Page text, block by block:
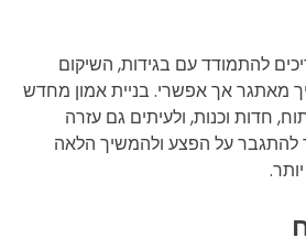
להתמודד עם בגידות, השיקום
מאתגר אך אפשרי. בניית אמון מחדש
חדות וכנות, ולעיתים גם עזרה
להתגבר על הפצע ולהמשיך הלאה